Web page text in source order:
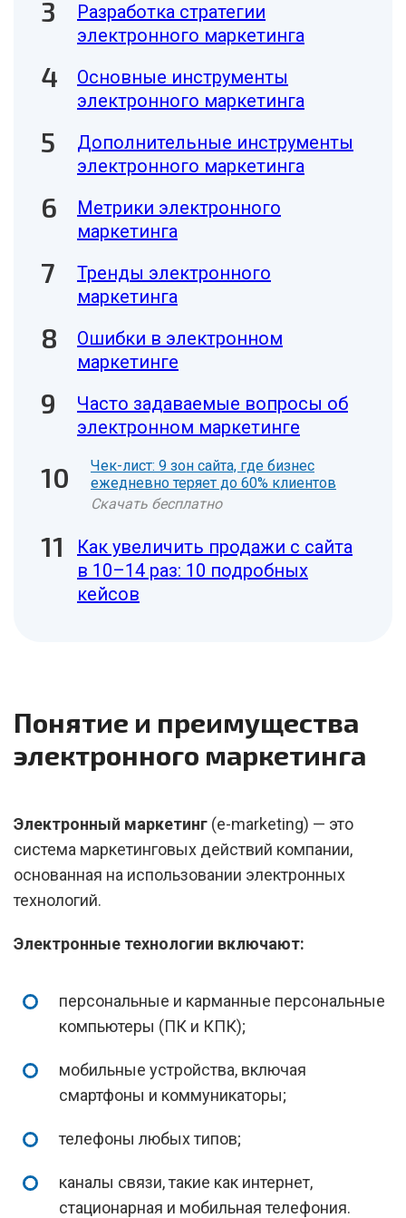
Разработка стратегии
электронного маркетинга
Основные инструменты
электронного маркетинга
Дополнительные инструменты
электронного маркетинга
Метрики электронного
маркетинга
Тренды электронного
маркетинга
Ошибки в электронном
маркетинге
Часто задаваемые вопросы об
электронном маркетинге
Чек-лист: 9 зон сайта, где бизнес
ежедневно теряет до 60% клиентов
Скачать бесплатно
Как увеличить продажи с сайта
в 10–14 раз: 10 подробных
кейсов
Понятие и преимущества
электронного маркетинга
Электронный маркетинг (e-marketing) — это
система маркетинговых действий компании,
основанная на использовании электронных
технологий.
Электронные технологии включают:
персональные и карманные персональные
компьютеры (ПК и КПК);
мобильные устройства, включая
смартфоны и коммуникаторы;
телефоны любых типов;
каналы связи, такие как интернет,
стационарная и мобильная телефония.